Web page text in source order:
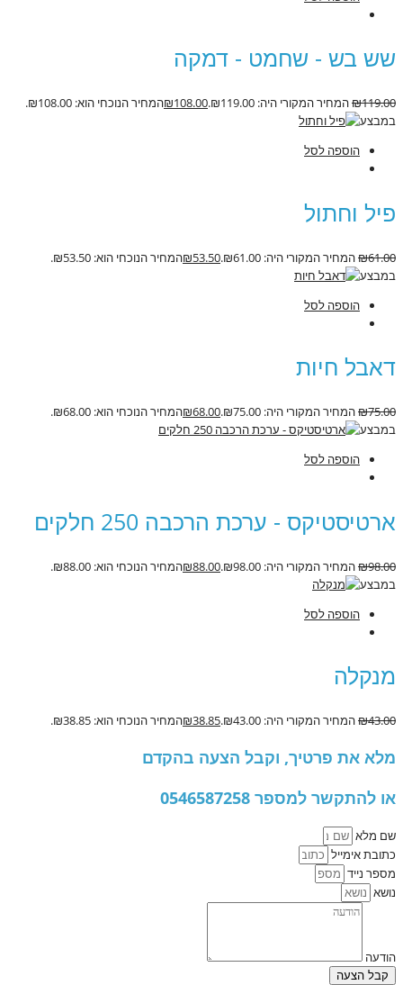
שש בש - שחמט - דמקה
₪119.00 המחיר המקורי היה: ₪119.00. ₪108.00
המחיר הנוכחי הוא: ₪108.00.
במבצע
הוספה לסל
פיל וחתול
₪61.00 המחיר המקורי היה: ₪61.00. ₪53.50
המחיר הנוכחי הוא: ₪53.50.
במבצע
הוספה לסל
דאבל חיות
₪75.00 המחיר המקורי היה: ₪75.00. ₪68.00
המחיר הנוכחי הוא: ₪68.00.
במבצע
הוספה לסל
ארטיסטיקס - ערכת הרכבה 250 חלקים
₪98.00 המחיר המקורי היה: ₪98.00. ₪88.00
המחיר הנוכחי הוא: ₪88.00.
במבצע
הוספה לסל
מנקלה
₪43.00 המחיר המקורי היה: ₪43.00. ₪38.85 המחיר הנוכחי הוא: ₪38.85.
מלא את פרטיך, וקבל הצעה בהקדם
או להתקשר למספר 0546587258
שם מלא
כתובת אימייל
מספר נייד
נושא
הודעה
קבל הצעה